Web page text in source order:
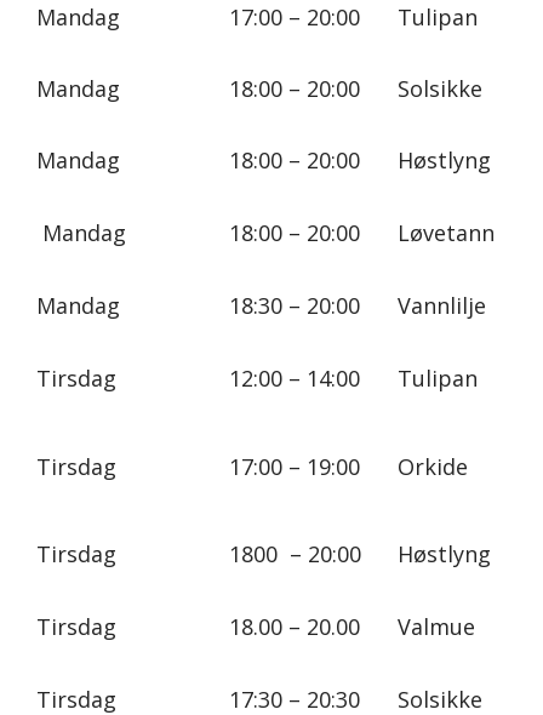
Mandag 17:00 – 20:00 Tulipan
Mandag 18:00 – 20:00 Solsikke
Mandag 18:00 – 20:00 Høstlyng
Mandag 18:00 – 20:00 Løvetann
Mandag 18:30 – 20:00 Vannlilje
Tirsdag 12:00 – 14:00 Tulipan
Tirsdag 17:00 – 19:00 Orkide
Tirsdag 1800 – 20:00 Høstlyng
Tirsdag 18.00 – 20.00 Valmue
Tirsdag 17:30 – 20:30 Solsikke